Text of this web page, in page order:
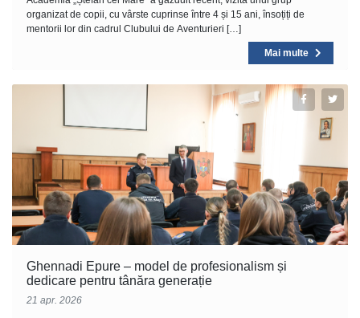
organizat de copii, cu vârste cuprinse între 4 și 15 ani, însoțiți de
mentorii lor din cadrul Clubului de Aventurieri […]
Mai multe
Ghennadi Epure – model de profesionalism și
dedicare pentru tânăra generație
21 apr. 2026